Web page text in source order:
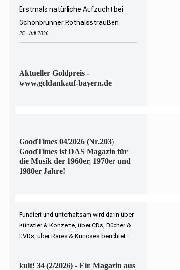
Erstmals natürliche Aufzucht bei
Schönbrunner Rothalsstraußen
25. Juli 2026
Aktueller Goldpreis -
www.goldankauf-bayern.de
GoodTimes 04/2026 (Nr.203)
GoodTimes ist DAS Magazin für
die Musik der 1960er, 1970er und
1980er Jahre!
Fundiert und unterhaltsam wird darin über
Künstler & Konzerte, über CDs, Bücher &
DVDs, über Rares & Kurioses berichtet.
kult! 34 (2/2026) - Ein Magazin aus